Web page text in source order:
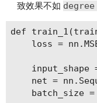
致效果不如
def
loss =
input_shape
net =
batch_size